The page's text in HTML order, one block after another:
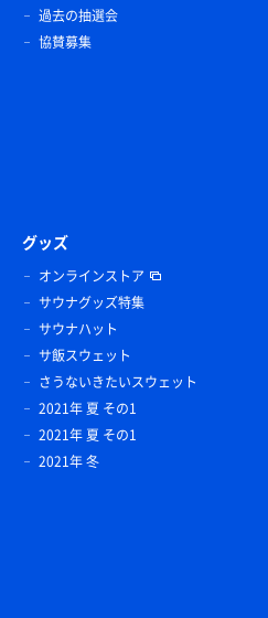
過去の抽選会
協賛募集
グッズ
オンラインストア
サウナグッズ特集
サウナハット
サ飯スウェット
さうないきたいスウェット
2021年 夏 その1
2021年 夏 その1
2021年 冬